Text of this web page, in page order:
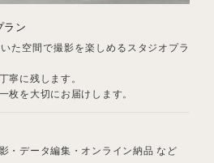
ラン
た空間で撮影を楽しめるスタジオプラ
寧に残します。
枚を大切にお届けします。
・データ編集・オンライン納品 など